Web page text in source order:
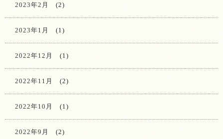
2023年2月 (2)
2023年1月 (1)
2022年12月 (1)
2022年11月 (2)
2022年10月 (1)
2022年9月 (2)